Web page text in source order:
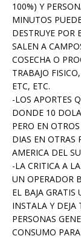
100%) Y
MINUTOS
DESTRUYE POR
SALEN A
COSECHA O
TRABAJO
ETC, ETC.
-LOS APORTES
DONDE 10
PERO EN
DIAS EN OTRAS
AMERICA DEL
-LA CRITICA A
UN OPERADOR
EL BAJA
INSTALA Y DEJA
PERSONAS
CONSUMO